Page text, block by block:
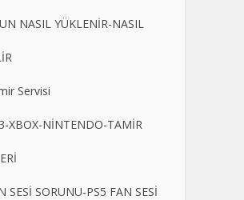
NASIL YÜKLENİR-NASIL
Servisi
XBOX-NİNTENDO-TAMİR
SESİ SORUNU-PS5 FAN SESİ